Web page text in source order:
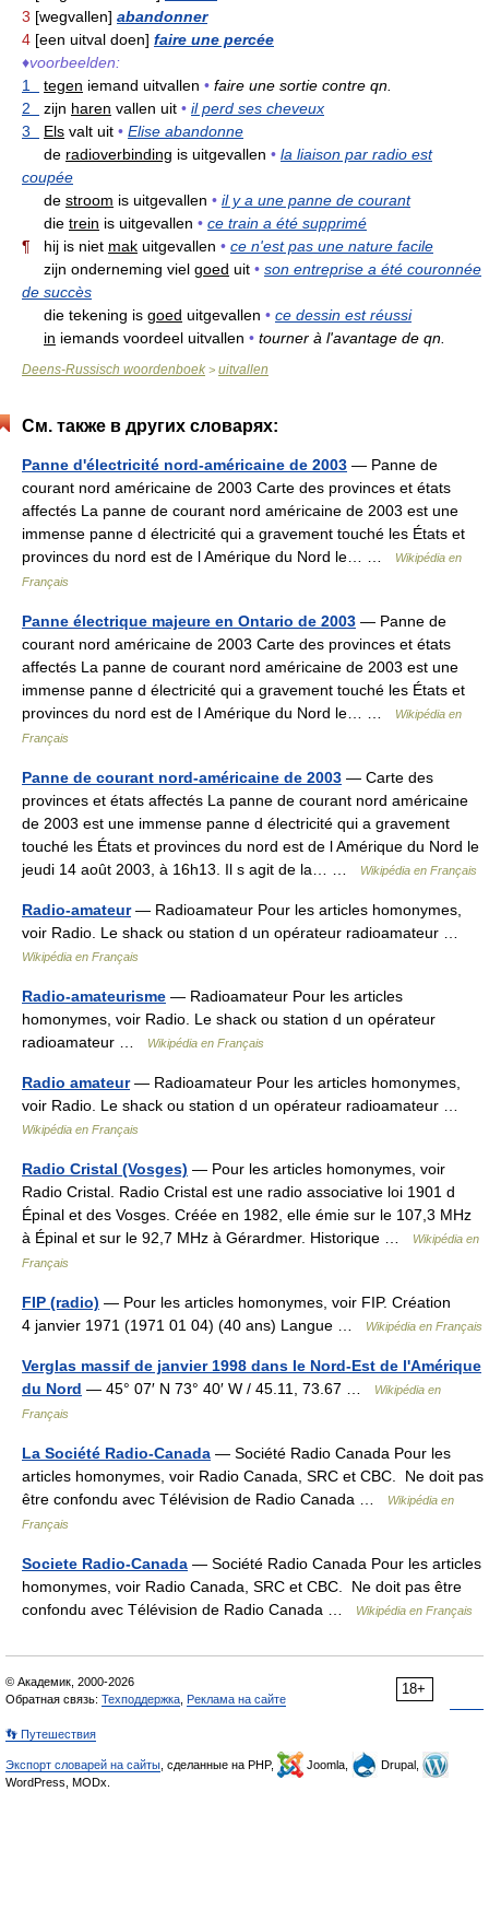
3 [wegvallen] abandonner
4 [een uitval doen] faire une percée
♦voorbeelden:
1
tegen iemand uitvallen • faire une sortie contre qn.
2
zijn haren vallen uit • il perd ses cheveux
3
Els valt uit • Elise abandonne
de radioverbinding is uitgevallen • la liaison par radio est
coupée
de stroom is uitgevallen • il y a une panne de courant
die trein is uitgevallen • ce train a été supprimé
¶ hij is niet mak uitgevallen • ce n'est pas une nature facile
zijn onderneming viel goed uit • son entreprise a été couronnée
de succès
die tekening is goed uitgevallen • ce dessin est réussi
in iemands voordeel uitvallen • tourner à l'avantage de qn.
Deens-Russisch woordenboek > uitvallen
См. также в других словарях:
Panne d'électricité nord-américaine de 2003 — Panne de
courant nord américaine de 2003 Carte des provinces et états
affectés La panne de courant nord américaine de 2003 est une
immense panne d électricité qui a gravement touché les États et
provinces du nord est de l Amérique du Nord le… …
Wikipédia en
Français
Panne électrique majeure en Ontario de 2003 — Panne de
courant nord américaine de 2003 Carte des provinces et états
affectés La panne de courant nord américaine de 2003 est une
immense panne d électricité qui a gravement touché les États et
provinces du nord est de l Amérique du Nord le… …
Wikipédia en
Français
Panne de courant nord-américaine de 2003 — Carte des
provinces et états affectés La panne de courant nord américaine
de 2003 est une immense panne d électricité qui a gravement
touché les États et provinces du nord est de l Amérique du Nord le
jeudi 14 août 2003, à 16h13. Il s agit de la… …
Wikipédia en Français
Radio-amateur— Radioamateur Pour les articles homonymes,
voir Radio. Le shack ou station d un opérateur radioamateur …
Wikipédia en Français
Radio-amateurisme — Radioamateur Pour les articles
homonymes, voir Radio. Le shack ou station d un opérateur
radioamateur …
Wikipédia en Français
Radio amateur— Radioamateur Pour les articles homonymes,
voir Radio. Le shack ou station d un opérateur radioamateur …
Wikipédia en Français
Radio Cristal (Vosges) — Pour les articles homonymes, voir
Radio Cristal. Radio Cristal est une radio associative loi 1901 d
Épinal et des Vosges. Créée en 1982, elle émie sur le 107,3 MHz
à Épinal et sur le 92,7 MHz à Gérardmer. Historique …
Wikipédia en
Français
FIP (radio) — Pour les articles homonymes, voir FIP. Création
4 janvier 1971 (1971 01 04) (40 ans) Langue …
Wikipédia en Français
Verglas massif de janvier 1998 dans le Nord-Est de l'Amérique
du Nord — 45° 07′ N 73° 40′ W / 45.11, 73.67 …
Wikipédia en
Français
La Société Radio-Canada — Société Radio Canada Pour les
articles homonymes, voir Radio Canada, SRC et CBC. Ne doit pas
être confondu avec Télévision de Radio Canada …
Wikipédia en
Français
Societe Radio-Canada — Société Radio Canada Pour les articles
homonymes, voir Radio Canada, SRC et CBC. Ne doit pas être
confondu avec Télévision de Radio Canada …
Wikipédia en Français
18+
© Академик, 2000-2026
Обратная связь: Техподдержка Реклама на сайте
👣 Путешествия
Экспорт словарей на сайты , сделанные на PHP, Joomla,
Drupal,
WordPress, MODx.